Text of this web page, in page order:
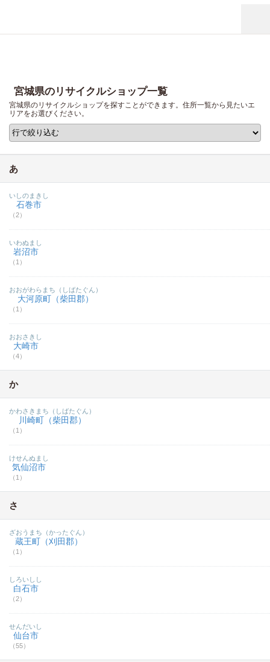
宮城県のリサイクルショップ一覧
宮城県のリサイクルショップを探すことができます。住所一覧から見たいエ
リアをお選びください。
あ
石巻市
（2）
いしのまきし
岩沼市
（1）
いわぬまし
大河原町（柴田郡）
（1）
おおがわらまち（しばたぐん）
大崎市
（4）
おおさきし
か
川崎町（柴田郡）
（1）
かわさきまち（しばたぐん）
気仙沼市
（1）
けせんぬまし
さ
蔵王町（刈田郡）
（1）
ざおうまち（かったぐん）
白石市
（2）
しろいしし
仙台市
（55）
せんだいし